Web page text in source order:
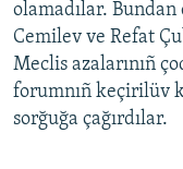
olamadılar.
Cemilev ve Refat
Meclis azalarınıñ
forumnıñ keçirilüv
sorğuğa çağırdılar.